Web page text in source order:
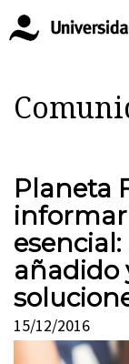
Planeta
añadido
15/12/2016